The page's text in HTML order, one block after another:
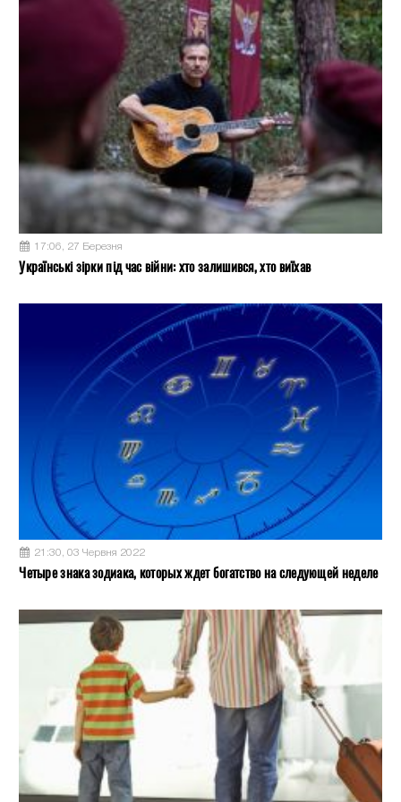
17:06, 27 Березня
Українські зірки під час війни: хто залишився, хто виїхав
21:30, 03 Червня 2022
Четыре знака зодиака, которых ждет богатство на следующей неделе